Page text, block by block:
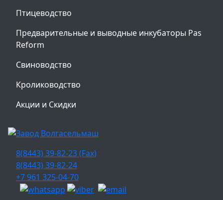
Птицеводство
Предварительные и выводные инкубаторы Pas
Reform
Свиноводство
Кролиководство
Акции и Скидки
8(8443) 39-82-23 (Fax)
8(8443) 39-82-24
+7 961 325-04-70